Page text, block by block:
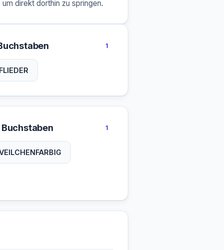
direkt dorthin zu springen.
1
FLIEDER
Buchstaben 1